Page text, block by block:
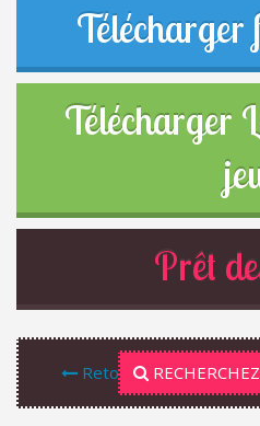
Télécharger
Télécharger
Prêt
Retour